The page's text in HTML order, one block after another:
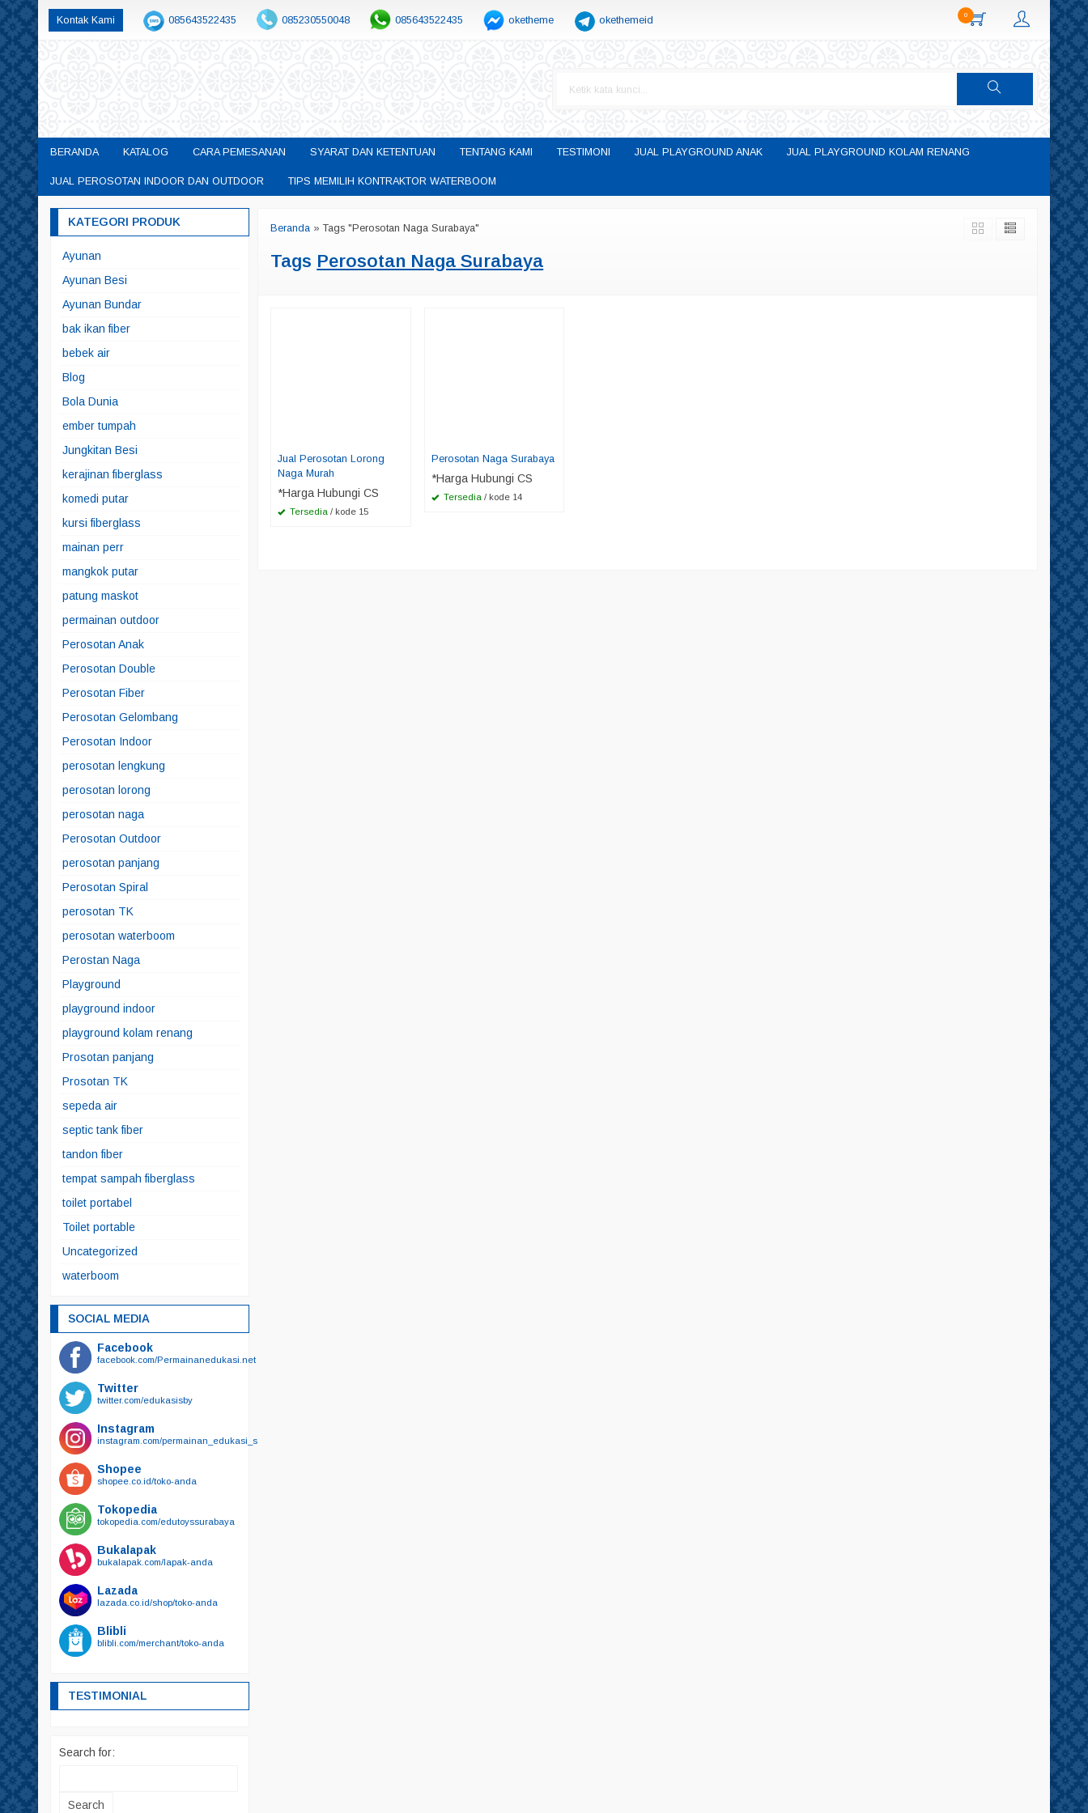
Kontak Kami 085643522435 085230550048 085643522435 oketheme okethemeid 0
BERANDA KATALOG CARA PEMESANAN SYARAT DAN KETENTUAN TENTANG KAMI TESTIMONI JUAL PLAYGROUND ANAK JUAL PLAYGROUND KOLAM RENANG
JUAL PEROSOTAN INDOOR DAN OUTDOOR TIPS MEMILIH KONTRAKTOR WATERBOOM
Beranda »Tags "Perosotan Naga Surabaya"
Tags Perosotan Naga Surabaya
Jual Perosotan Lorong
Naga Murah
*Harga Hubungi CS
Tersedia / kode 15
Perosotan Naga Surabaya
*Harga Hubungi CS
Tersedia / kode 14
KATEGORI PRODUK
Ayunan
Ayunan Besi
Ayunan Bundar
bak ikan fiber
bebek air
Blog
Bola Dunia
ember tumpah
Jungkitan Besi
kerajinan fiberglass
komedi putar
kursi fiberglass
mainan perr
mangkok putar
patung maskot
permainan outdoor
Perosotan Anak
Perosotan Double
Perosotan Fiber
Perosotan Gelombang
Perosotan Indoor
perosotan lengkung
perosotan lorong
perosotan naga
Perosotan Outdoor
perosotan panjang
Perosotan Spiral
perosotan TK
perosotan waterboom
Perostan Naga
Playground
playground indoor
playground kolam renang
Prosotan panjang
Prosotan TK
sepeda air
septic tank fiber
tandon fiber
tempat sampah fiberglass
toilet portabel
Toilet portable
Uncategorized
waterboom
SOCIAL MEDIA
Facebook
facebook.com/Permainanedukasi.net
Twitter
twitter.com/edukasisby
Instagram
instagram.com/permainan_edukasi_surabaya/
Shopee
shopee.co.id/toko-anda
Tokopedia
tokopedia.com/edutoyssurabaya
Bukalapak
bukalapak.com/lapak-anda
Lazada
lazada.co.id/shop/toko-anda
Blibli
blibli.com/merchant/toko-anda
TESTIMONIAL
Search for: